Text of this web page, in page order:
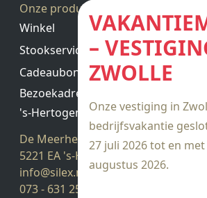
–
ZWOLLE
Onze vestiging in
bedrijfsvakantie
27 juli 2026 tot en
augustus 2026.
Onze producten
Winkel
Stookservice
Cadeaubon saldo
Bezoekadres
's-Hertogenbosch
De Meerheuvel 21
5221 EA 's-Hertogenbosch
info@silex.nl
073 - 631 25 28